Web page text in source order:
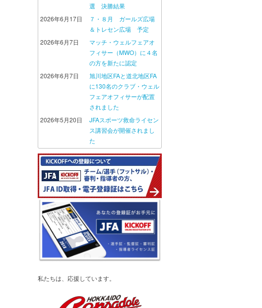
選 決勝結果
2026年6月17日
７・８月 ガールズ広場
＆トレセン広場 予定
2026年6月7日
マッチ・ウェルフェアオ
フィサー（MWO）に４名
の方を新たに認定
2026年6月7日
旭川地区FAと道北地区FA
に130名のクラブ・ウェル
フェアオフィサーが配置
されました
2026年5月20日
JFAスポーツ救命ライセン
ス講習会が開催されまし
た
私たちは、応援しています。